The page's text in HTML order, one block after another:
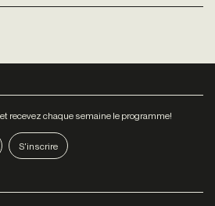
recevez chaque semaine le programme!